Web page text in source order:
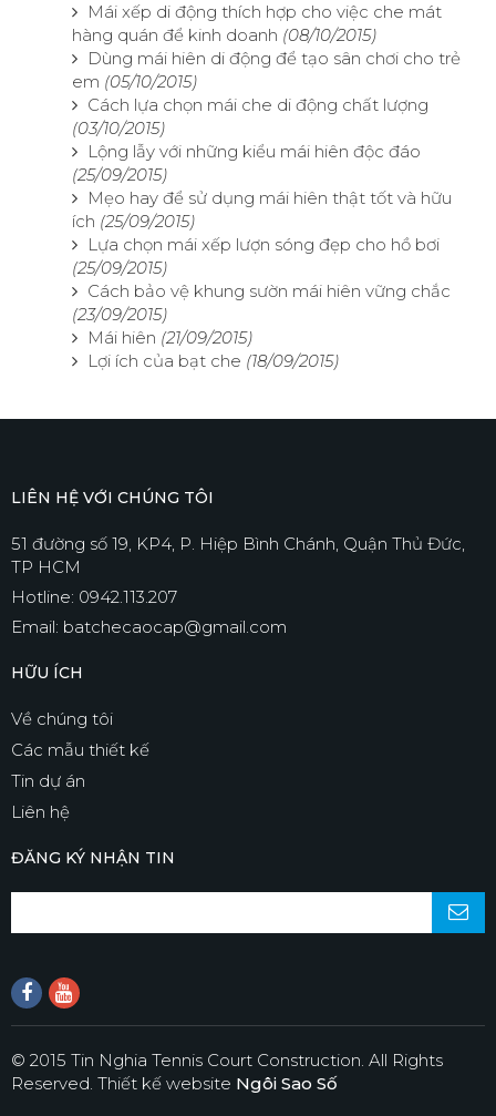
Mái xếp di động thích hợp cho việc che mát
hàng quán để kinh doanh (08/10/2015)
Dùng mái hiên di động để tạo sân chơi cho trẻ
em (05/10/2015)
Cách lựa chọn mái che di động chất lượng​
(03/10/2015)
Lộng lẫy với những kiểu mái hiên độc đáo
(25/09/2015)
Mẹo hay để sử dụng mái hiên thật tốt và hữu
ích (25/09/2015)
Lựa chọn mái xếp lượn sóng đẹp cho hồ bơi
(25/09/2015)
Cách bảo vệ khung sườn mái hiên vững chắc
(23/09/2015)
Mái hiên (21/09/2015)
Lợi ích của bạt che (18/09/2015)
LIÊN HỆ VỚI CHÚNG TÔI
51 đường số 19, KP4, P. Hiệp Bình Chánh, Quận Thủ Đức,
TP HCM
Hotline: 0942.113.207
Email: batchecaocap@gmail.com
HỮU ÍCH
Về chúng tôi
Các mẫu thiết kế
Tin dự án
Liên hệ
ĐĂNG KÝ NHẬN TIN
© 2015 Tin Nghia Tennis Court Construction. All Rights
Reserved. Thiết kế website Ngôi Sao Số